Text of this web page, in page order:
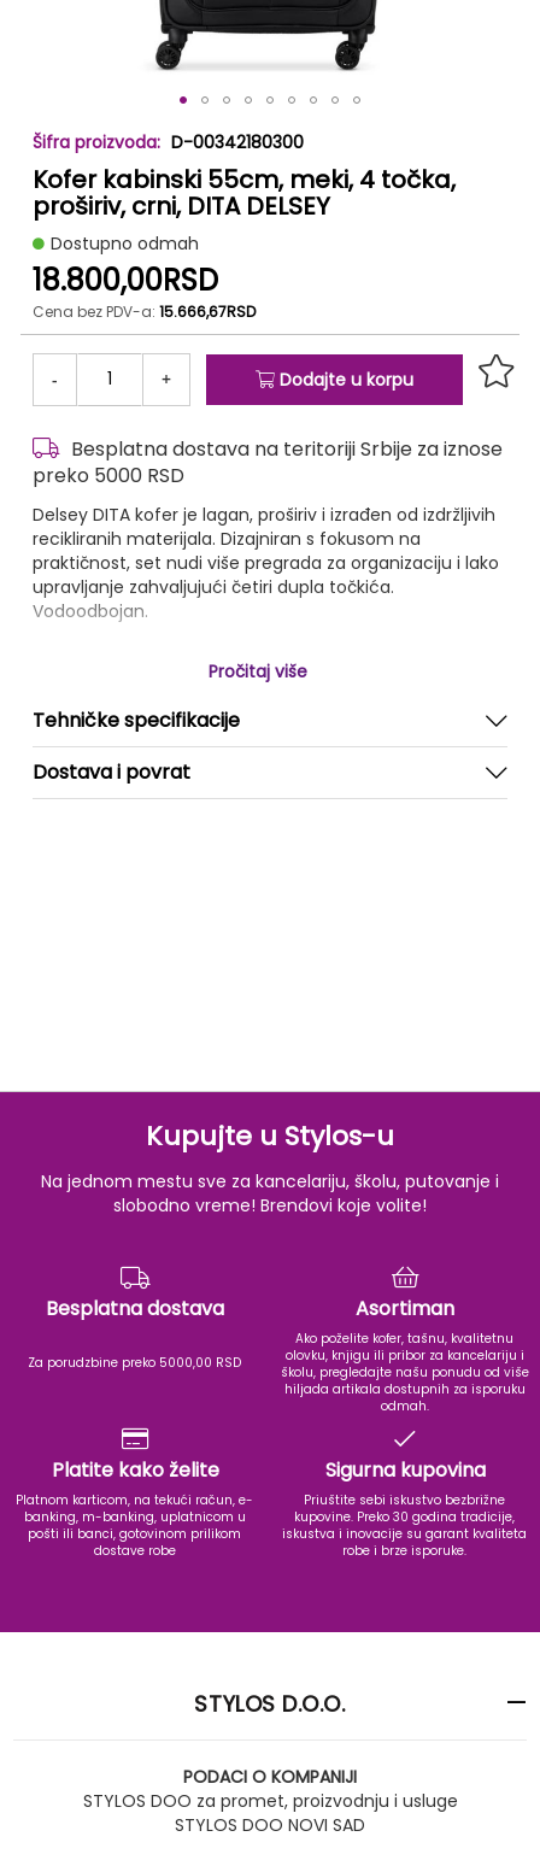
D-00342180300
Kofer kabinski 55cm, meki, 4 točka,
proširiv, crni, DITA DELSEY
Dostupno odmah
18.800,00RSD
Cena bez PDV-a: 15.666,67RSD
- + Dodajte u korpu
Besplatna dostava na teritoriji Srbije za iznose
preko 5000 RSD
Delsey DITA kofer je lagan, proširiv i izrađen od izdržljivih
recikliranih materijala. Dizajniran s fokusom na
praktičnost, set nudi više pregrada za organizaciju i lako
upravljanje zahvaljujući četiri dupla točkića.
Vodoodbojan.
Pročitaj više
Tehničke specifikacije
Dostava i povrat
Skip
to
the
beginning
of
the
images
gallery
Kupujte u Stylos-u
Na jednom mestu sve za kancelariju, školu, putovanje i
slobodno vreme! Brendovi koje volite!
Besplatna dostava
Za porudzbine preko 5000,00 RSD
Asortiman
Ako poželite kofer, tašnu, kvalitetnu
olovku, knjigu ili pribor za kancelariju i
školu, pregledajte našu ponudu od više
hiljada artikala dostupnih za isporuku
odmah.
Platite kako želite
Platnom karticom, na tekući račun, e-
banking, m-banking, uplatnicom u
pošti ili banci, gotovinom prilikom
dostave robe
Sigurna kupovina
Priuštite sebi iskustvo bezbrižne
kupovine. Preko 30 godina tradicije,
iskustva i inovacije su garant kvaliteta
robe i brze isporuke.
STYLOS D.O.O.
PODACI O KOMPANIJI
STYLOS DOO za promet, proizvodnju i usluge
STYLOS DOO NOVI SAD